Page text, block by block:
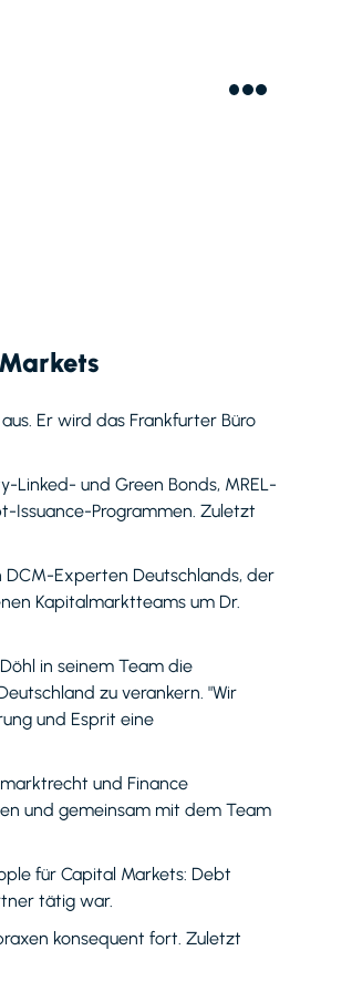
Er wird das Frankfurter Büro
Linked- und Green Bonds, MREL-
Issuance-Programmen. Zuletzt
DCM-Experten Deutschlands, der
Kapitalmarktteams um Dr.
in seinem Team die
zu verankern. "Wir
und Esprit eine
und Finance
und gemeinsam mit dem Team
für Capital Markets: Debt
tätig war.
konsequent fort. Zuletzt